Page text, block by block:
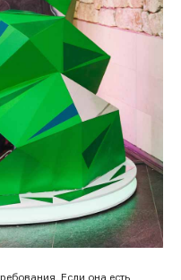
Если она есть